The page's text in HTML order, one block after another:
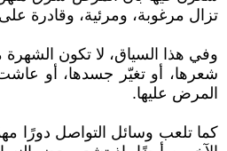
تزال مرغوبة، ومرئية، وقادرة
وفي هذا السياق، لا تكون
شعرها، أو تغيّر جسدها، أو
المرض عليها.
كما تلعب وسائل التواصل دورًا